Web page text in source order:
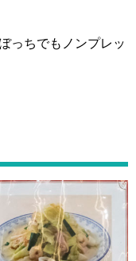
っちでもノンプレッ